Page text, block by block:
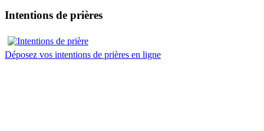
Intentions de prières
Déposez vos intentions de prières en ligne